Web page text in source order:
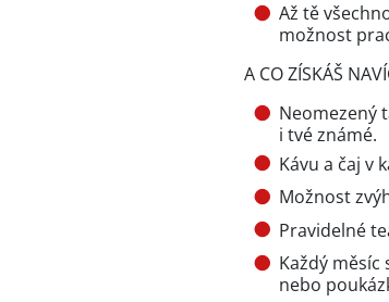
Až tě
možnost
A CO ZÍSKÁŠ
Neomezený
i tvé známé.
Kávu a čaj v
Možnost
Pravidelné
Každý
nebo